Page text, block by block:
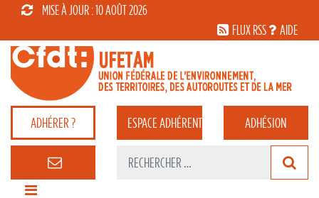
MISE À JOUR : 10 AOÛT 2026
FLUX RSS
AIDE
ADHÉRER ? ESPACEADHÉRENT ADHÉSION